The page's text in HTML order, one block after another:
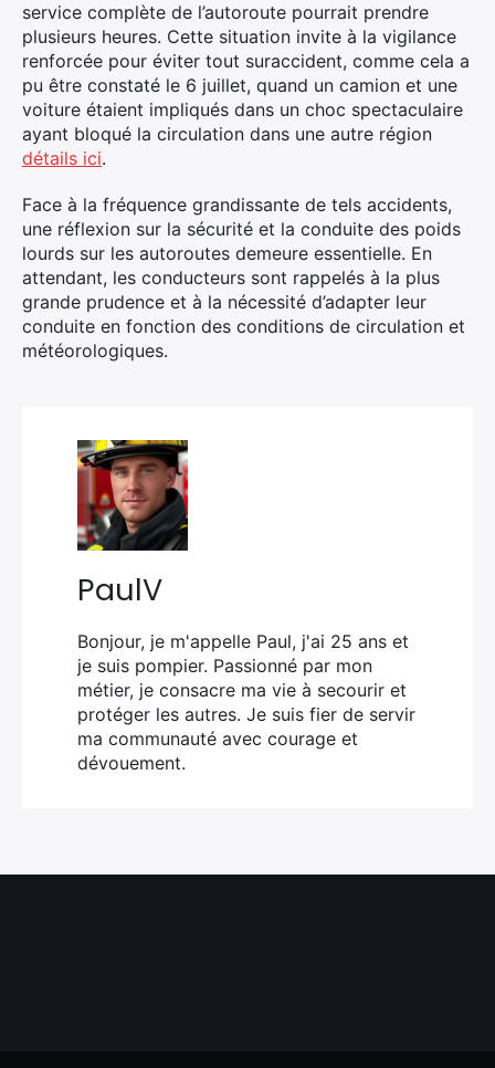
service complète de l’autoroute pourrait prendre
plusieurs heures. Cette situation invite à la vigilance
renforcée pour éviter tout suraccident, comme cela a
pu être constaté le 6 juillet, quand un camion et une
voiture étaient impliqués dans un choc spectaculaire
ayant bloqué la circulation dans une autre région
détails ici.
Face à la fréquence grandissante de tels accidents,
une réflexion sur la sécurité et la conduite des poids
lourds sur les autoroutes demeure essentielle. En
attendant, les conducteurs sont rappelés à la plus
grande prudence et à la nécessité d’adapter leur
conduite en fonction des conditions de circulation et
météorologiques.
PaulV
Bonjour, je m'appelle Paul, j'ai 25 ans et
je suis pompier. Passionné par mon
métier, je consacre ma vie à secourir et
protéger les autres. Je suis fier de servir
ma communauté avec courage et
dévouement.